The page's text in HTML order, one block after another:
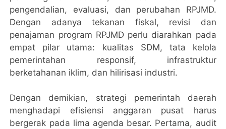
pengendalian, evaluasi, dan perubahan RPJMD.
Dengan adanya tekanan fiskal, revisi dan
penajaman program RPJMD perlu diarahkan pada
empat pilar utama: kualitas SDM, tata kelola
pemerintahan responsif, infrastruktur
berketahanan iklim, dan hilirisasi industri.
Dengan demikian, strategi pemerintah daerah
menghadapi efisiensi anggaran pusat harus
bergerak pada lima agenda besar. Pertama, audit